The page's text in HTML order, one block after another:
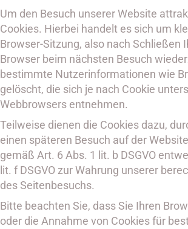
Um den Besuch unserer Website
Cookies. Hierbei handelt es sich um
Browser-Sitzung, also nach Schließen
Browser beim nächsten Besuch
bestimmte Nutzerinformationen wie
gelöscht, die sich je nach Cookie
Webbrowsers entnehmen.
Teilweise dienen die Cookies dazu,
einen späteren Besuch auf der
gemäß Art. 6 Abs. 1 lit. b DSGVO
lit. f DSGVO zur Wahrung unserer
des Seitenbesuchs.
Bitte beachten Sie, dass Sie Ihren
oder die Annahme von Cookies für